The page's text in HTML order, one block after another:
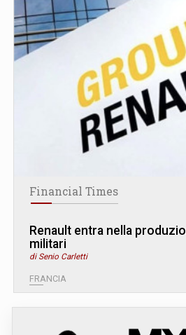
Financial Times
Renault entra nella
militari
di Senio Carletti
FRANCIA